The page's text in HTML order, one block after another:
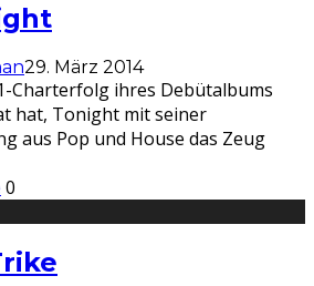
29. März 2014
Charterfolg ihres Debütalbums
hat, Tonight mit seiner
aus Pop und House das Zeug
0